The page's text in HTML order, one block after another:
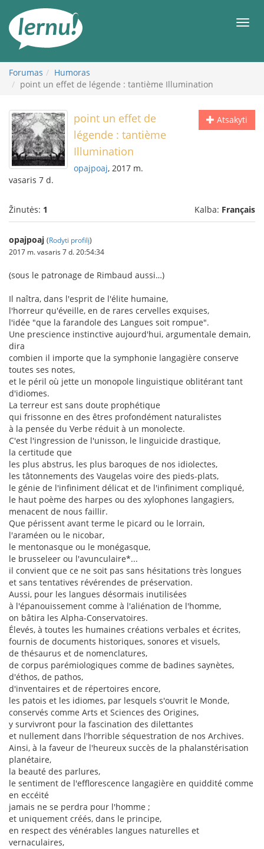
turinį
Forumas
Humoras
point un effet de légende : tantième Illumination
Atsakyti
point un effet de
légende : tantième
Illumination
opajpoaj, 2017 m.
vasaris 7 d.
Žinutės: 1 Kalba: Français
opajpoaj (Rodyti profilį)
2017 m. vasaris 7 d. 20:54:34
(sous le patronage de Rimbaud aussi…)
Il naîtra, dans l'esprit de l'élite humaine,
l'horreur qu'éveille, en de rares cervelles exquises,
l'idée "que la farandole des Langues soit rompue".
Une prescience instinctive aujourd'hui, argumentale demain,
dira
combien il importe que la symphonie langagière conserve
toutes ses notes,
et le péril où jette un monopole linguistique oblitérant tant
d'idiomes.
La terreur est sans doute prophétique
qui frissonne en des êtres profondément naturalistes
à la pensée du Verbe réduit à un monolecte.
C'est l'ingression de l'unisson, le linguicide drastique,
la certitude que
les plus abstrus, les plus baroques de nos idiolectes,
les tâtonnements des Vaugelas voire des pieds-plats,
le génie de l'infiniment délicat et de l'infiniment compliqué,
le haut poème des harpes ou des xylophones langagiers,
menacent de nous faillir.
Que périssent avant terme le picard ou le lorrain,
l'araméen ou le nicobar,
le mentonasque ou le monégasque,
le brusseleer ou l'avunculaire*...
il convient que ce ne soit pas sans hésitations très longues
et sans tentatives révérendes de préservation.
Aussi, pour les langues désormais inutilisées
à l'épanouissement comme à l'aliénation de l'homme,
on bâtira les Alpha-Conservatoires.
Élevés, à toutes les humaines créations verbales et écrites,
fournis de documents historiques, sonores et visuels,
de thésaurus et de nomenclatures,
de corpus parémiologiques comme de badines saynètes,
d'éthos, de pathos,
d'inventaires et de répertoires encore,
les patois et les idiomes, par lesquels s'ouvrit le Monde,
conservés comme Arts et Sciences des Origines,
y survivront pour la fascination des dilettantes
et nullement dans l'horrible séquestration de nos Archives.
Ainsi, à la faveur de l'heureux succès de la phalanstérisation
planétaire,
la beauté des parlures,
le sentiment de l'efflorescence langagière en quiddité comme
en eccéité
jamais ne se perdra pour l'homme ;
et uniquement créés, dans le principe,
en respect des vénérables langues naturelles et
vernaculaires,